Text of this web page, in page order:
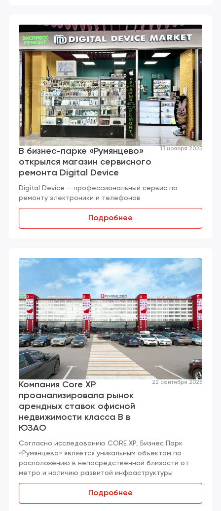
В бизнес-парке «Румянцево»
открылся магазин сервисного
ремонта Digital Device
13 ноября 2025
Digital Device — профессиональный сервис по
ремонту электроники и телефонов
Подробнее
Компания Core XP
проанализировала рынок
арендных ставок офисной
недвижимости класса B в
ЮЗАО
22 сентября 2025
Согласно исследованию CORE XP, Бизнес Парк
«Румянцево» является уникальным объектом по
расположению в непосредственной близости от
метро и наличию развитой инфраструктуры
Подробнее